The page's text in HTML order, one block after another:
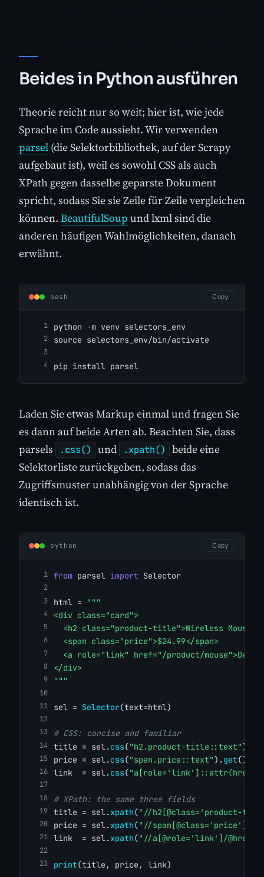
Beides in Python ausführen
Theorie reicht nur so weit; hier ist, wie jede
Sprache im Code aussieht. Wir verwenden
parsel (die Selektorbibliothek, auf der Scrapy
aufgebaut ist), weil es sowohl CSS als auch
XPath gegen dasselbe geparste Dokument
spricht, sodass Sie sie Zeile für Zeile vergleichen
können. BeautifulSoup und lxml sind die
anderen häufigen Wahlmöglichkeiten, danach
erwähnt.
bash Copy
python -m venv selectors_env
source selectors_env/bin/activate
pip install parsel
Laden Sie etwas Markup einmal und fragen Sie
es dann auf beide Arten ab. Beachten Sie, dass
parsels
.css() und .xpath()
beide eine
Selektorliste zurückgeben, sodass das
Zugriffsmuster unabhängig von der Sprache
identisch ist.
python Copy
from parsel import Selector
html =
"""
<div class="card">
<h2 class="product-title">Wireless Mouse</
  <span class="price">$24.99</span>
<a role="link" href="/product/
</div>
"""
sel = Selector(text=html)
# CSS: concise and familiar
title = sel. css("h2.product-title::text").
price = sel. css("span.price::text"). get()
link  = sel. css("a[role='link']::attr(href)"
# XPath: the same three fields
title = sel. xpath("//h2[@class='product-
price = sel. xpath("//span[@class='price']/
link  = sel. xpath("//a[@role='link']/@href"
print(title, price, link)